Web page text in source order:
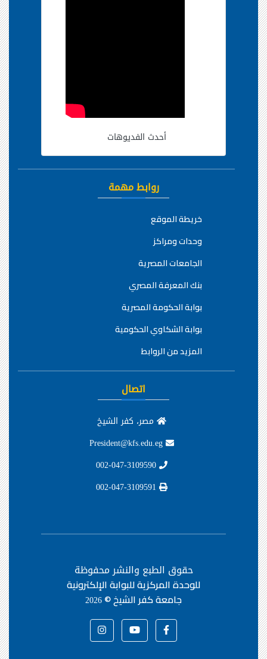
أحدث الفديوهات
روابط مهمة
خريطة الموقع
وحدات ومراكز
الجامعات المصرية
بنك المعرفة المصري
بوابة الحكومة المصرية
بوابة الشكاوي الحكومية
المزيد من الروابط
اتصال
مصر، كفر الشيخ
حقوق الطبع والنشر محفوظة
للوحدة المركزية للبوابة الإلكترونية
جامعة كفر الشيخ ©2026